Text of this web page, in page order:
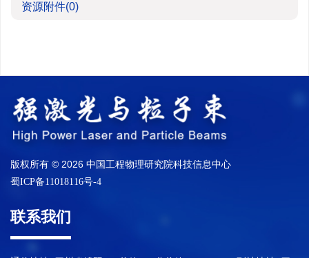
资源附件(0)
版权所有 © 2026 中国工程物理研究院科技信息中心
蜀ICP备11018116号-4
联系我们